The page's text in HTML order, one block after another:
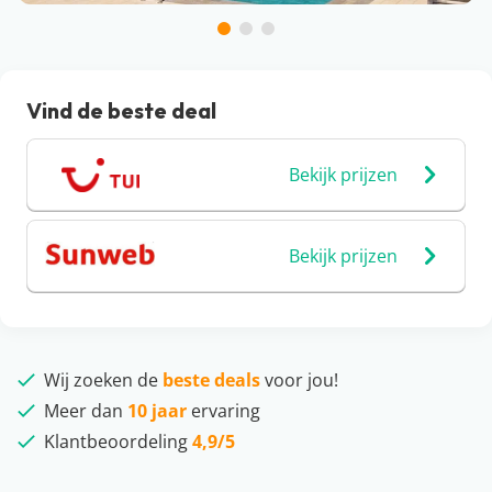
Vind de beste deal
Bekijk prijzen
Bekijk prijzen
Wij zoeken de beste dealsvoor jou!
Meer dan 10 jaar ervaring
Klantbeoordeling4,9/5